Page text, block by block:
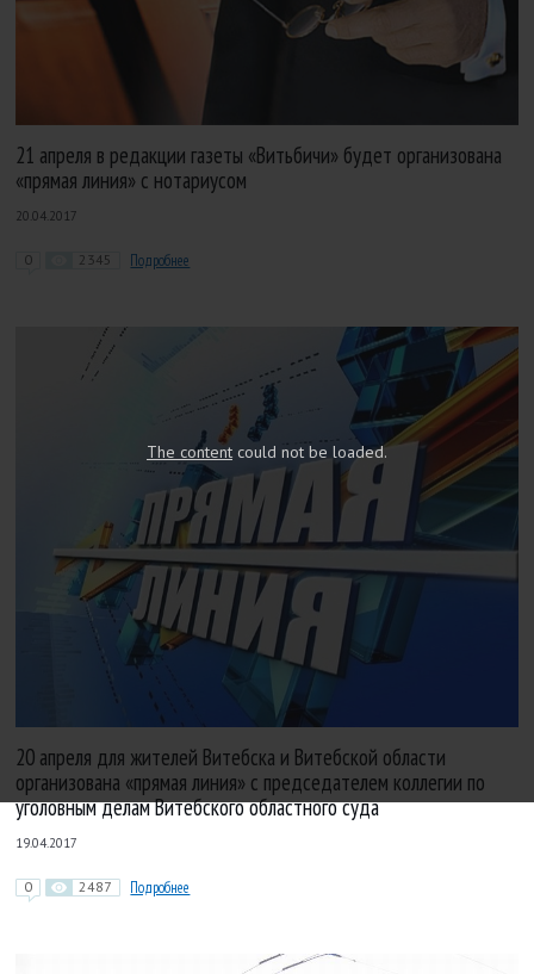
The content could not be loaded.
21 апреля в редакции газеты «Витьбичи» будет организована
«прямая линия» с нотариусом
20.04.2017
0 2345 Подробнее
20 апреля для жителей Витебска и Витебской области
организована «прямая линия» с председателем коллегии по
уголовным делам Витебского областного суда
19.04.2017
0 2487 Подробнее